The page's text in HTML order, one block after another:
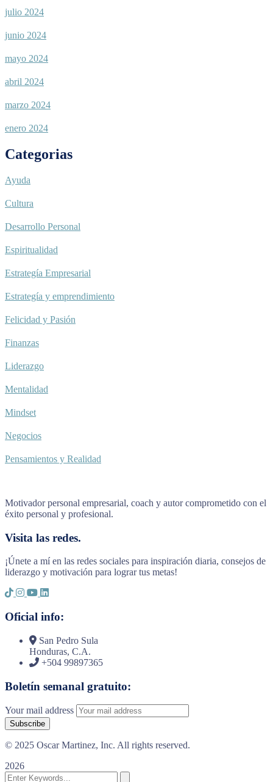
julio 2024
junio 2024
mayo 2024
abril 2024
marzo 2024
enero 2024
Categorias
Ayuda
Cultura
Desarrollo Personal
Espiritualidad
Estrategía Empresarial
Estrategía y emprendimiento
Felicidad y Pasión
Finanzas
Liderazgo
Mentalidad
Mindset
Negocios
Pensamientos y Realidad
Motivador personal empresarial, coach y autor comprometido con el
éxito personal y profesional.
Visita las redes.
¡Únete a mí en las redes sociales para inspiración diaria, consejos de
liderazgo y motivación para lograr tus metas!
Oficial info:
San Pedro Sula
Honduras, C.A.
+504 99897365
Boletín semanal gratuito:
Your mail address
© 2025 Oscar Martinez, Inc. All rights reserved.
2026